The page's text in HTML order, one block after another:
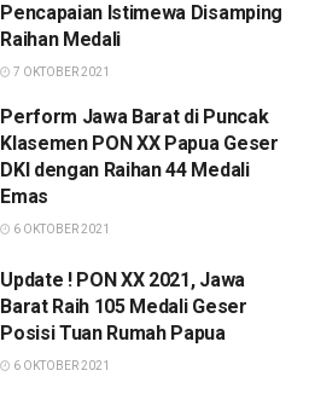
Pencapaian Istimewa Disamping
Raihan Medali
7 OKTOBER 2021
Perform Jawa Barat di Puncak
Klasemen PON XX Papua Geser
DKI dengan Raihan 44 Medali
Emas
6 OKTOBER 2021
Update ! PON XX 2021, Jawa
Barat Raih 105 Medali Geser
Posisi Tuan Rumah Papua
6 OKTOBER 2021